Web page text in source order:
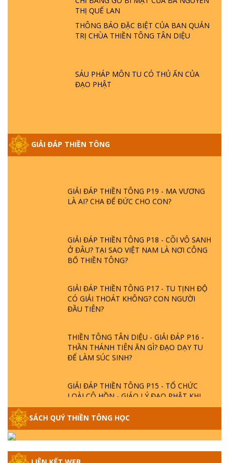
THỊ QUẾ LAN
THÔNG BÁO ĐẶC BIỆT CỦA BAN QUẢN
TRỊ CHÙA THIỀN TÔNG TÂN DIỆU
SÁU PHÁP MÔN TU CÓ THỦ ẤN CỦA
ĐẠO PHẬT
GIẢI ĐÁP THIỀN TÔNG
- HỎA HOẠN | TTTD
GIẢI ĐÁP THIỀN TÔNG ĐẶC BIỆT P21 - TẠI
GIẢI ĐÁP VỀ LỄ TIỄN THIỀN TÔNG SƯ
GIẢI ĐÁP THIỀN TÔNG ĐẶC BIỆT PHẦN 20
- BÁC NGUYỄN NHÂN LÀ AI? PHIỀN NÃO
DO ĐÂU MÀ CÓ?
GIẢI ĐÁP THIỀN TÔNG P19 - MA VƯƠNG
LÀ AI? CHA ĐỂ ĐỨC CHO CON?
GIẢI ĐÁP THIỀN TÔNG P18 - CÕI VÔ SANH
Ở ĐÂU? TẠI SAO VIỆT NAM LÀ NƠI CÔNG
BỐ THIỀN TÔNG?
GIẢI ĐÁP THIỀN TÔNG P17 - TU TỊNH ĐỘ
CÓ GIẢI THOÁT KHÔNG? CON NGƯỜI
ĐẦU TIÊN?
THIỀN TÔNG TÂN DIỆU - GIẢI ĐÁP P16 -
THẦN THÁNH TIÊN ĂN GÌ? ĐẠO DẠY TU
ĐỂ LÀM SÚC SINH?
GIẢI ĐÁP THIỀN TÔNG P15 - TỔ CHỨC
LOÀI CÔ HỒN - GIÁO LÝ ĐẠO PHẬT KHI
GIẢI ĐÁP THIỀN TÔNG ĐẶC BIỆT - P14 -
NGUỒN GỐC ÂM LỊCH DƯƠNG LỊCH -
TẦNG BÌNH LƯU LỚN ĐẾN ĐÂU
SÁCH QUÝ THIỀN TÔNG HỌC